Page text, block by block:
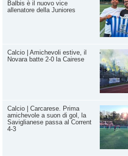
Balbis è il nuovo vice
allenatore della Juniores
Calcio | Amichevoli estive, il
Novara batte 2-0 la Cairese
Calcio | Carcarese. Prima
amichevole a suon di gol, la
Saviglianese passa al Corrent
4-3